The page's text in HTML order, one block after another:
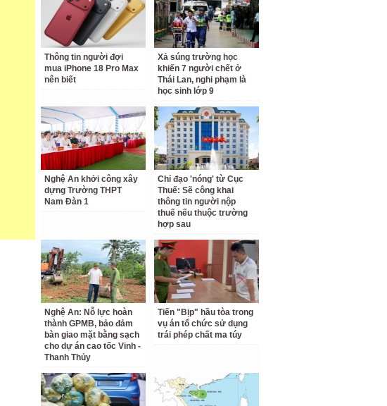
Thông tin người đợi
mua iPhone 18 Pro Max
nên biết
Xả súng trường học
khiến 7 người chết ở
Thái Lan, nghi phạm là
học sinh lớp 9
Nghệ An khởi công xây
dựng Trường THPT
Nam Đàn 1
Chỉ đạo 'nóng' từ Cục
Thuế: Sẽ công khai
thông tin người nộp
thuế nếu thuộc trường
hợp sau
Nghệ An: Nỗ lực hoàn
thành GPMB, bảo đảm
bàn giao mặt bằng sạch
cho dự án cao tốc Vinh -
Thanh Thủy
Tiến "Bịp" hầu tòa trong
vụ án tổ chức sử dụng
trái phép chất ma túy